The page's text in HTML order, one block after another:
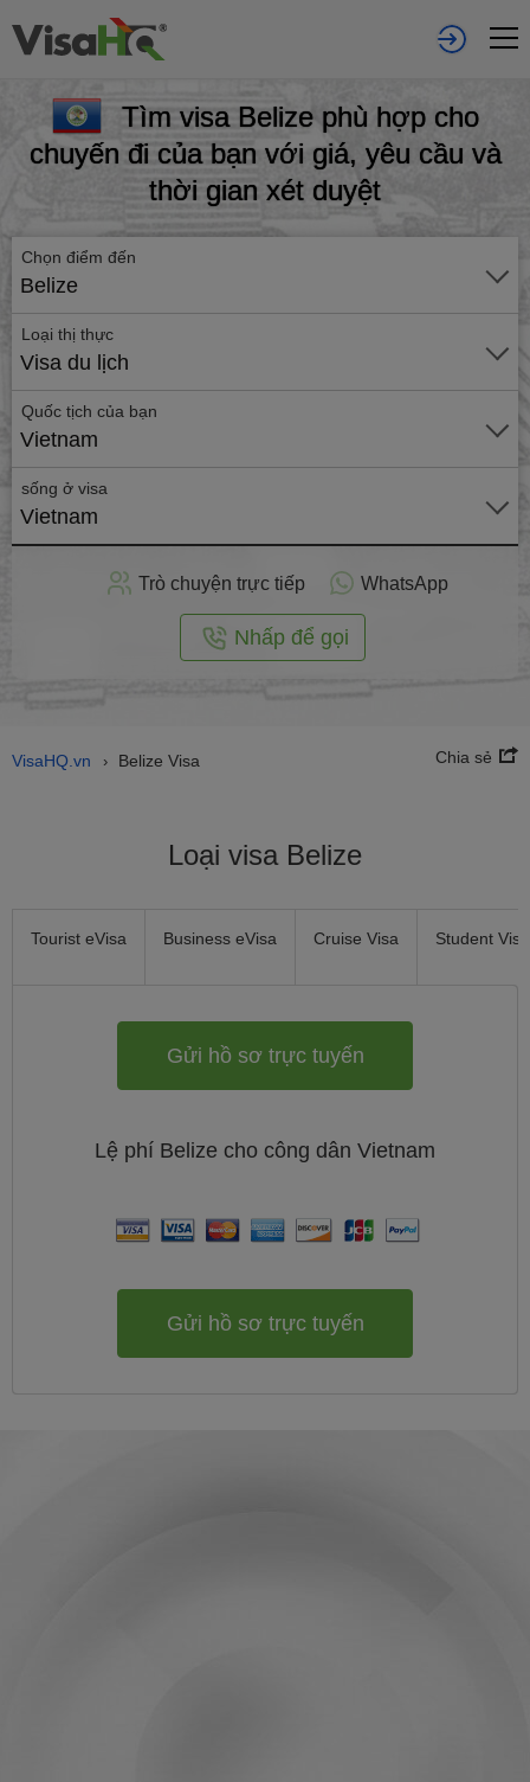
Tìm visa Belize phù hợp cho
chuyến đi của bạn với giá, yêu cầu và
thời gian xét duyệt
Chọn điểm đến
Belize
Loại thị thực
Visa du lịch
Quốc tịch của bạn
Vietnam
sống ở visa
Vietnam
Gửi
hồ
Trò chuyện trực tiếp WhatsApp
Nhấp để gọi
VisaHQ.vn › Belize Visa Chia sẻ
Loại visa Belize
Tourist eVisa Business eVisa Cruise Visa Student Visa
Gửi hồ sơ trực tuyến
Lệ phí Belize cho công dân Vietnam
Gửi hồ sơ trực tuyến